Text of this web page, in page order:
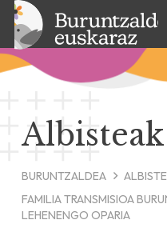
Albisteak
BURUNTZALDEA
FAMILIA TRANSMISIOA
LEHENENGO OPARIA